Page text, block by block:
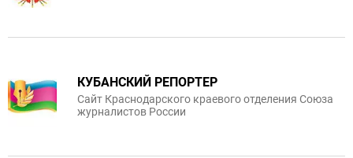
КУБАНСКИЙ РЕПОРТЕР
Сайт Краснодарского краевого отделения Союза
журналистов России